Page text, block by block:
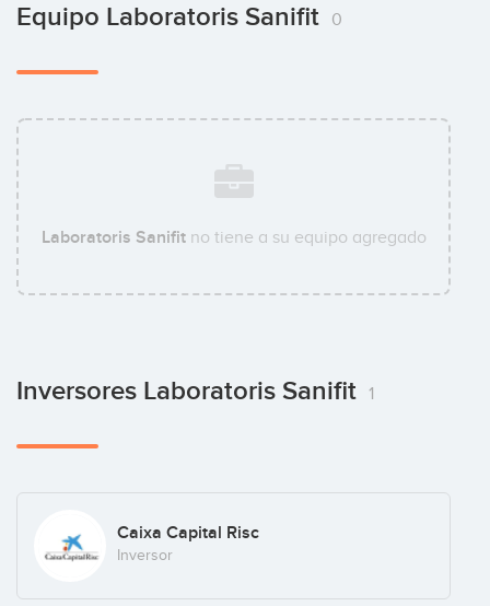
Equipo Laboratoris Sanifit 0
Laboratoris Sanifitno tiene a su equipo agregado
Inversores Laboratoris Sanifit 1
Caixa Capital Risc
Inversor